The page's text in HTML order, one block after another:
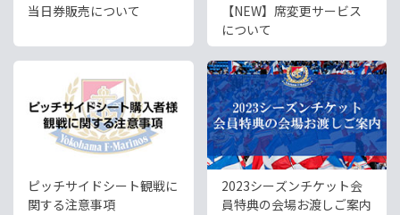
当日券販売について
【NEW】席変更サービス
について
ピッチサイドシート観戦に
関する注意事項
2023シーズンチケット会
員特典の会場お渡しご案内